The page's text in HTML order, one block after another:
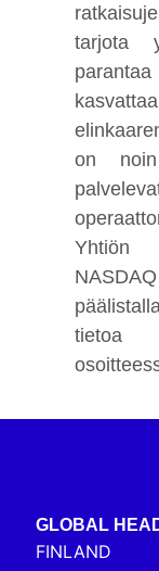
tarjota
on
Yhtiön
GLOBAL
FINLAND